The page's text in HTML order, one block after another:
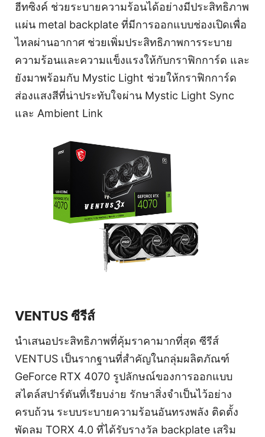
ฮีทซิงค์ ช่วยระบายความร้อนได้อย่างมีประสิทธิภาพ
แผ่น metal backplate ที่มีการออกแบบช่องเปิดเพื่อ
ไหลผ่านอากาศ ช่วยเพิ่มประสิทธิภาพการระบาย
ความร้อนและความแข็งแรงให้กับกราฟิกการ์ด และ
ยังมาพร้อมกับ Mystic Light ช่วยให้กราฟิกการ์ด
ส่องแสงสีที่น่าประทับใจผ่าน Mystic Light Sync
และ Ambient Link
VENTUS ซีรีส์
นำเสนอประสิทธิภาพที่คุ้มราคามากที่สุด ซีรีส์
VENTUS เป็นรากฐานที่สำคัญในกลุ่มผลิตภัณฑ์
GeForce RTX 4070 รูปลักษณ์ของการออกแบบ
สไตล์สปาร์ตันที่เรียบง่าย รักษาสิ่งจำเป็นไว้อย่าง
ครบถ้วน ระบบระบายความร้อนอันทรงพลัง ติดตั้ง
พัดลม TORX 4.0 ที่ได้รับรางวัล backplate เสริม